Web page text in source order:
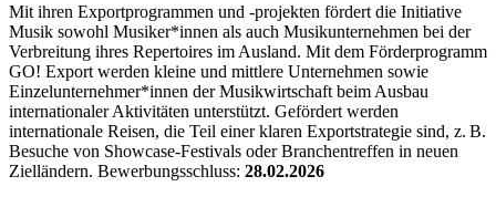
Mit ihren Exportprogrammen und -projekten fördert die Initiative
Musik sowohl Musiker*innen als auch Musikunternehmen bei der
Verbreitung ihres Repertoires im Ausland. Mit dem Förderprogramm
GO! Export werden kleine und mittlere Unternehmen sowie
Einzelunternehmer*innen der Musikwirtschaft beim Ausbau
internationaler Aktivitäten unterstützt. Gefördert werden
internationale Reisen, die Teil einer klaren Exportstrategie sind, z. B.
Besuche von Showcase-Festivals oder Branchentreffen in neuen
Zielländern. Bewerbungsschluss: 28.02.2026